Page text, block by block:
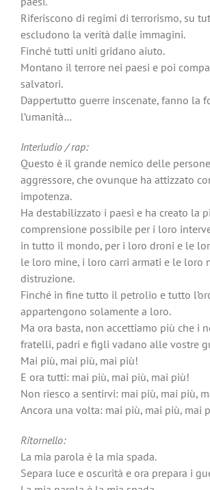
Riferiscono di regimi di terrorismo, su
escludono la verità dalle immagini.
Finché tutti uniti gridano aiuto.
Montano il terrore nei paesi e poi
salvatori.
Dappertutto guerre inscenate, fanno la
l’umanità…
Interludio / rap:
Questo è il grande nemico delle
aggressore, che ovunque ha attizzato
impotenza.
Ha destabilizzato i paesi e ha creato la
comprensione possibile per i loro
in tutto il mondo, per i loro droni e le
le loro mine, i loro carri armati e le loro
distruzione.
Finché in fine tutto il petrolio e tutto
appartengono solamente a loro.
Ma ora basta, non accettiamo più che i
fratelli, padri e figli vadano alle vostre
Mai più, mai più, mai più!
E ora tutti: mai più, mai più, mai più!
Non riesco a sentirvi: mai più, mai più,
Ancora una volta: mai più, mai più, mai
Ritornello:
La mia parola è la mia spada.
Separa luce e oscurità e ora prepara i